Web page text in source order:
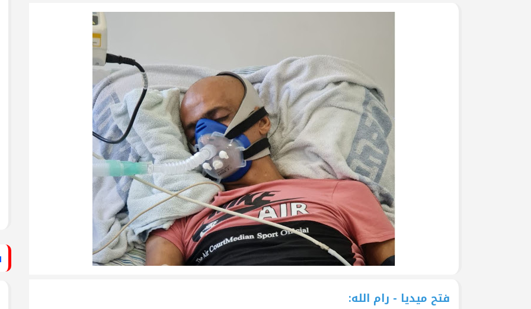
وفد من تيار الإصلاح الديمقراطي يساند الصحفيين بزيارة لقناة الكوفية
تيار الإصلاح الديمقراطي في حركة فتح بمحافظة خان يونس ينظم لقاءً
لتكريم أسر الشهداء
تيار الإصلاح الديمقراطي في حركة فتح بمحافظة رفح يطلق حملة
(العهد والوفاء) لأسر الشهداء
تيار الإصلاح الديمقراطي يُطلق حملة إلكترونية دعمًا للأسرى بمناسبة
يوم الأسير الفلسطيني
بالصور: تيار الإصلاح الديمقراطي يطلق حملة إلكترونية رفضًا لمشروع
قانون إعدام الأسرى الفلسطينيين في سجون الاحتلال
فتح ميديا - رام الله:
فيديو: لقاء مع القيادي
الفلسطيني محمد دحلان
برنامج قصارى القول على
قناة روسـيــا اليوم
دلياني: الاحتلال يسعى
للتغطية على جرائمه بقطع
الاتصالات عن غزة